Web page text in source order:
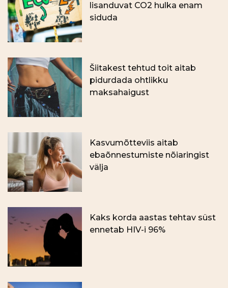
lisanduvat CO2 hulka enam
siduda
Šiitakest tehtud toit aitab
pidurdada ohtlikku
maksahaigust
Kasvumõtteviis aitab
ebaõnnestumiste nõiaringist
välja
Kaks korda aastas tehtav süst
ennetab HIV-i 96%